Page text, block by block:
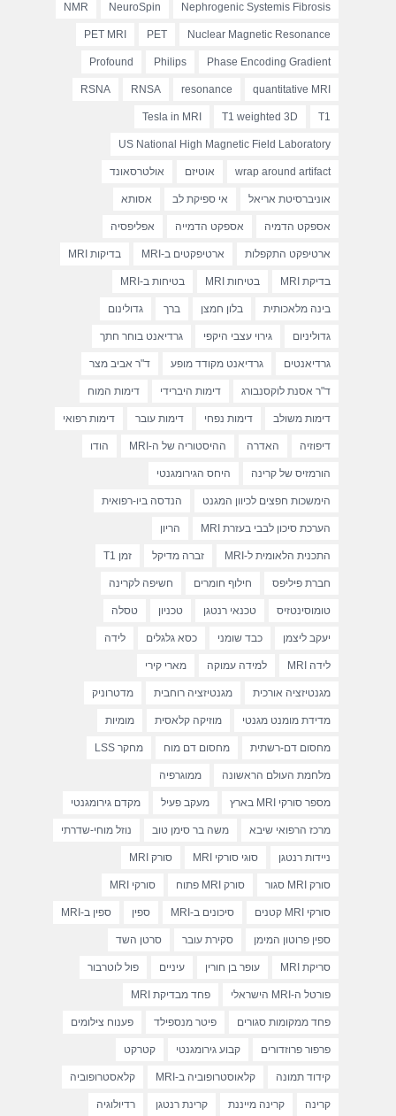
Nephrogenic Systemis Fibrosis
NeuroSpin
NMR
Nuclear Magnetic Resonance
PET
PET MRI
Phase Encoding Gradient
Philips
Profound
quantitative MRI
resonance
RNSA
RSNA
T1
T1 weighted 3D
Tesla in MRI
US National High Magnetic Field Laboratory
wrap around artifact אוטיזם אולטרסאונד
אוניברסיטת אריאל אי ספיקת לב אסותא
אספקט הדמיה אספקט הדמייה אפליפסיה
ארטיפקט התקפלות ארטיפקטים ב-MRI בדיקות MRI
בדיקת MRI בטיחות MRI בטיחות ב-MRI
בינה מלאכותית בלון חמצן ברך גדולינום
גדוליניום גירוי עצבי היקפי גרדיאנט בוחר חתך
גרדיאנטים גרדיאנט מקודד מופע ד"ר אביב מצר
ד"ר אסנת לוקסנבורג דימות היברידי דימות המוח
דימות משולב דימות נפחי דימות עובר דימות רפואי
דיפוזיה האדרה ההיסטוריה של ה-MRI הודו
הורמזיס של קרינה היחס הגירומגנטי
הימשכות חפצים לכיוון המגנט הנדסה ביו-רפואית
הערכת סיכון לבבי בעזרת MRI הריון
התכנית הלאומית ל-MRI זברה מדיקל זמן T1
חברת פיליפס חילוף חומרים חשיפה לקרינה
טומוסינטזיס טכנאי רנטגן טכניון טסלה
יעקב ליצמן כבד שומני כסא גלגלים לידה
לידה MRI למידה עמוקה מארי קירי
מגנטיזציה אורכית מגנטיזציה רוחבית מדטרוניק
מדידת מומנט מגנטי מוזיקה קלאסית מומיות
מחסום דם-רשתית מחסום דם מוח מחקר LSS
מלחמת העולם הראשונה ממוגרפיה
מספר סורקי MRI בארץ מעקב פעיל מקדם גירומגנטי
מרכז הרפואי שיבא משה בר סימן טוב נוזל מוחי-שדרתי
ניידות רנטגן סוגי סורקי MRI סורק MRI
סורק MRI סגור סורק MRI פתוח סורקי MRI
סורקי MRI קטנים סיכונים ב-MRI ספין ספין ב-MRI
ספין פרוטון המימן סקירת עובר סרטן השד
סריקת MRI עופר בן חורין עיניים פול לוטרבור
פורטל ה-MRI הישראלי פחד מבדיקת MRI
פחד ממקומות סגורים פיטר מנספילד פענוח צילומים
פרפור פרוזדורים קבוע גירומגנטי קטרקט
קידוד תמונה קלאוסטרופוביה ב-MRI קלאסטרופוביה
קרינה קרינה מייננת קרינת רנטגן רדיולוגיה